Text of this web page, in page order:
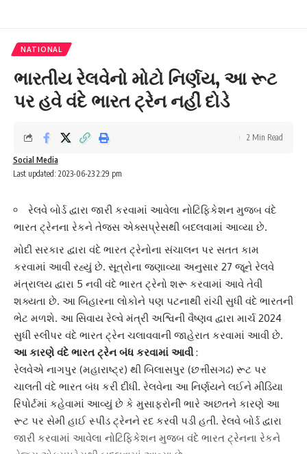
NATIONAL
ભારતીય રેલવેનો મોટો નિર્ણય, આ રૂટ
પર હવે વંદે ભારત ટ્રેન નહીં દોડે
Last updated: 2023-06-23 2:29 pm
Social Media
2 Min Read
રેલવે બોર્ડ દ્વારા જારી કરવામાં આવેલા નોટિફિકેશન મુજબ વંદે
ભારત ટ્રેનના રેકને તેજસ એક્સપ્રેસથી બદલવામાં આવ્યા છે.
મોદી સરકાર દ્વારા વંદે ભારત ટ્રેનોના સંચાલન પર સતત કામ
કરવામાં આવી રહ્યું છે. સૂત્રોના જણાવ્યા અનુસાર 27 જૂને રેલવે
મંત્રાલય દ્વારા 5 નવી વંદે ભારત ટ્રેનો શરૂ કરવામાં આવે તેવી
શક્યતા છે. આ બિહારના લોકોને પણ પટનાથી રાંચી સુધી વંદે ભારતની
ભેટ મળશે. આ સિવાય રેલ્વે મંત્રી અશ્વિની વૈષ્ણવ દ્વારા માર્ચ 2024
સુધી સ્લીપર વંદે ભારત ટ્રેન ચલાવવાની જાહેરાત કરવામાં આવી છે.
આ કારણે વંદે ભારત ટ્રેન બંધ કરવામાં આવી:
રેલવેએ નાગપુર (મહારાષ્ટ્ર) થી બિલાસપુર (છત્તીસગઢ) રૂટ પર
ચાલતી વંદે ભારત બંધ કરી દીધી. રેલવેના આ નિર્ણયને લઈને મીડિયા
રિપોર્ટમાં કહેવામાં આવ્યું છે કે મુસાફરોની ભારે અછતને કારણે આ
રૂટ પર સેમી હાઈ સ્પીડ ટ્રેનને રદ કરવી પડી હતી. રેલવે બોર્ડ દ્વારા
જારી કરવામાં આવેલા નોટિફિકેશન મુજબ વંદે ભારત ટ્રેનના રેકને